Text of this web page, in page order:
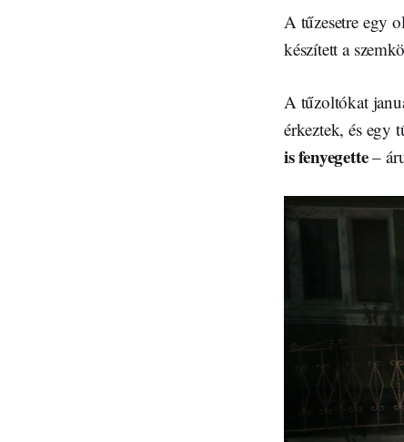
A tűzesetre egy
készített a
A tűzoltókat
érkeztek, és egy
is fenyegette–